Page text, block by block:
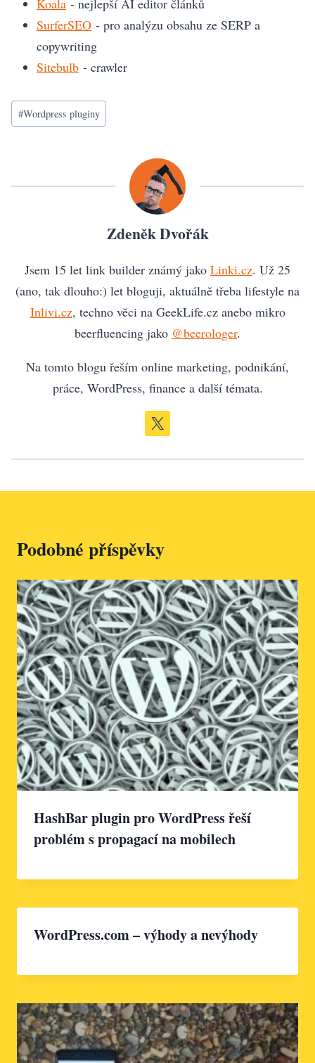
SurferSEO - pro analýzu obsahu ze SERP a
copywriting
Sitebulb - crawler
Štítky
příspěvků:
#Wordpress pluginy
Zdeněk Dvořák
Jsem 15 let link builder známý jako Linki.cz. Už 25
(ano, tak dlouho:) let bloguji, aktuálně třeba lifestyle na
Inlivi.cz, techno věci na GeekLife.cz anebo mikro
beerfluencing jako @beerologer.
Na tomto blogu řeším online marketing, podnikání,
práce, WordPress, finance a další témata.
Podobné příspěvky
HashBar plugin pro WordPress řeší
problém s propagací na mobilech
WordPress.com – výhody a nevýhody